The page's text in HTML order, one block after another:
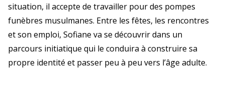
situation, il accepte de travailler pour des pompes
funèbres musulmanes. Entre les fêtes, les rencontres
et son emploi, Sofiane va se découvrir dans un
parcours initiatique qui le conduira à construire sa
propre identité et passer peu à peu vers l’âge adulte.